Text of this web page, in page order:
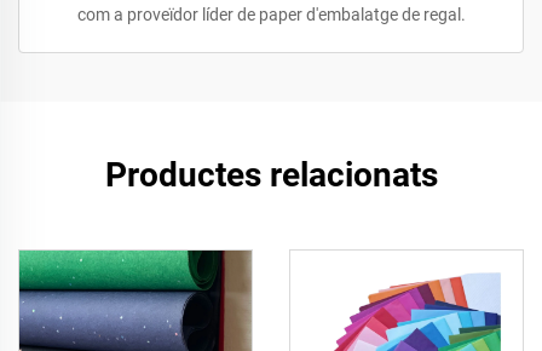
com a proveïdor líder de paper d'embalatge de regal.
Productes relacionats